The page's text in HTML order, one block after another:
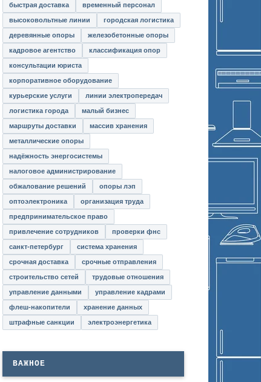
быстрая доставка временный персонал
высоковольтные линии городская логистика
деревянные опоры железобетонные опоры
кадровое агентство классификация опор
консультации юриста
корпоративное оборудование
курьерские услуги линии электропередач
логистика города малый бизнес
маршруты доставки массив хранения
металлические опоры
надёжность энергосистемы
налоговое администрирование
обжалование решений опоры лэп
оптоэлектроника организация труда
предпринимательское право
привлечение сотрудников проверки фнс
санкт-петербург система хранения
срочная доставка срочные отправления
строительство сетей трудовые отношения
управление данными управление кадрами
флеш-накопители хранение данных
штрафные санкции электроэнергетика
ВАЖНОЕ